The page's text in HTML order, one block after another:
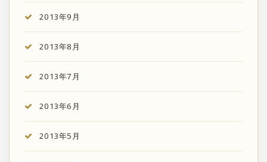
2013年9月
2013年8月
2013年7月
2013年6月
2013年5月